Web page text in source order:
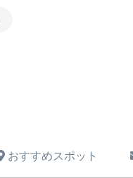
おすすめスポット